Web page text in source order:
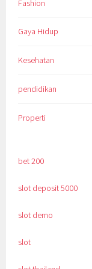
Fashion
Gaya Hidup
Kesehatan
pendidikan
Properti
bet 200
slot deposit 5000
slot demo
slot